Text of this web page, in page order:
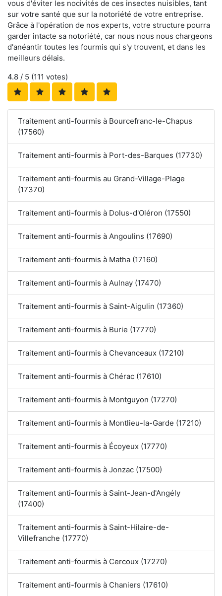
vous d'éviter les nocivités de ces insectes nuisibles, tant
sur votre santé que sur la notoriété de votre entreprise.
Grâce à l'opération de nos experts, votre structure pourra
garder intacte sa notoriété, car nous nous nous chargeons
d'anéantir toutes les fourmis qui s'y trouvent, et dans les
meilleurs délais.
4.8 / 5 (111 votes)
Traitement anti-fourmis à Bourcefranc-le-Chapus
(17560)
Traitement anti-fourmis à Port-des-Barques (17730)
Traitement anti-fourmis au Grand-Village-Plage
(17370)
Traitement anti-fourmis à Dolus-d'Oléron (17550)
Traitement anti-fourmis à Angoulins (17690)
Traitement anti-fourmis à Matha (17160)
Traitement anti-fourmis à Aulnay (17470)
Traitement anti-fourmis à Saint-Aigulin (17360)
Traitement anti-fourmis à Burie (17770)
Traitement anti-fourmis à Chevanceaux (17210)
Traitement anti-fourmis à Chérac (17610)
Traitement anti-fourmis à Montguyon (17270)
Traitement anti-fourmis à Montlieu-la-Garde (17210)
Traitement anti-fourmis à Écoyeux (17770)
Traitement anti-fourmis à Jonzac (17500)
Traitement anti-fourmis à Saint-Jean-d'Angély
(17400)
Traitement anti-fourmis à Saint-Hilaire-de-
Villefranche (17770)
Traitement anti-fourmis à Cercoux (17270)
Traitement anti-fourmis à Chaniers (17610)